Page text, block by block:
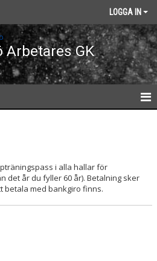
LOGGA IN
Arbetares GK
i alla hallar för
det år du fyller 60 år). Betalning sker
betala med bankgiro finns.